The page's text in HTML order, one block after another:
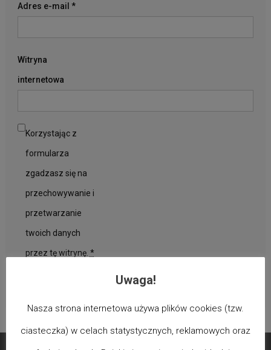
Adres e-mail *
Witryna
internetowa
Korzystając z
formularza
zgadzasz się na
przechowywanie i
przetwarzanie
twoich danych
przez tę witrynę. *
Uwaga!
Nasza strona internetowa używa plików cookies (tzw.
ciasteczka) w celach statystycznych, reklamowych oraz